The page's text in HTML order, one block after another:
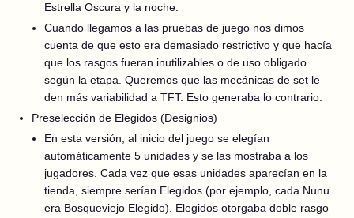
Estrella Oscura y la noche.
Cuando llegamos a las pruebas de juego nos dimos
cuenta de que esto era demasiado restrictivo y que hacía
que los rasgos fueran inutilizables o de uso obligado
según la etapa. Queremos que las mecánicas de set le
den más variabilidad a TFT. Esto generaba lo contrario.
Preselección de Elegidos (Designios)
En esta versión, al inicio del juego se elegían
automáticamente 5 unidades y se las mostraba a los
jugadores. Cada vez que esas unidades aparecían en la
tienda, siempre serían Elegidos (por ejemplo, cada Nunu
era Bosqueviejo Elegido). Elegidos otorgaba doble rasgo